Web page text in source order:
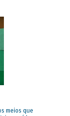
meios que